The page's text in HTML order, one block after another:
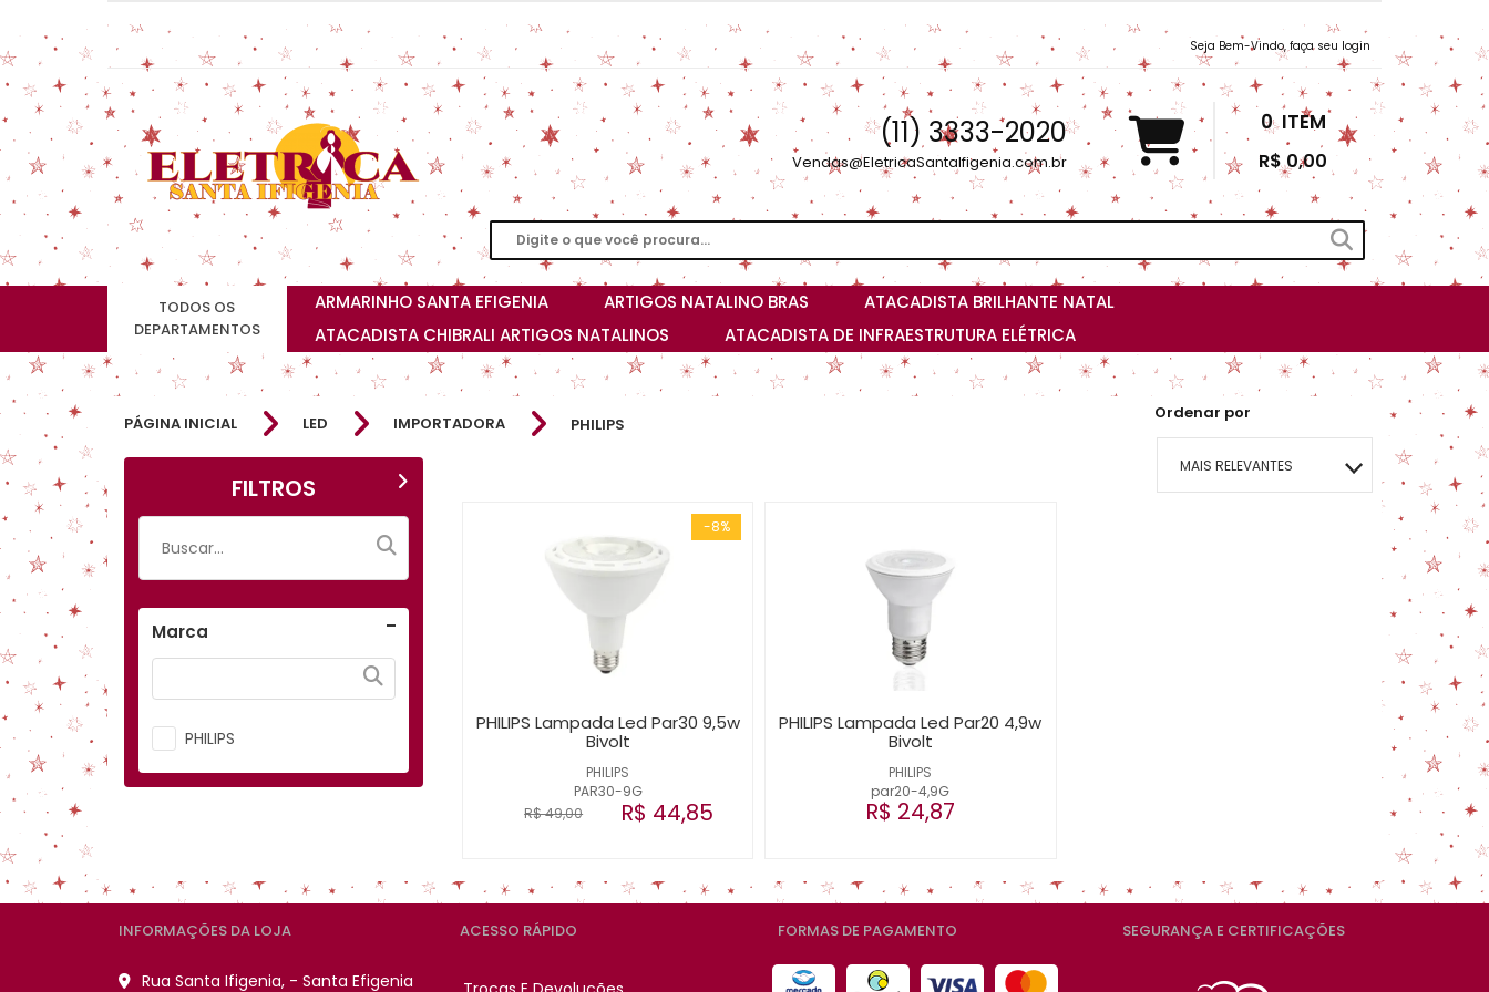
Seja Bem-Vindo, faça seu login
(11) 3333-2020
Vendas@EletricaSantaIfigenia.com.br
0 ITEM
R$ 0,00
TODOS OS
DEPARTAMENTOS
ARMARINHO SANTA EFIGENIA ARTIGOS NATALINO BRAS
ATACADISTA BRILHANTE NATAL
ATACADISTA CHIBRALI ARTIGOS NATALINOS
ATACADISTA DE INFRAESTRUTURA ELÉTRICA
PÁGINA INICIAL LED IMPORTADORA PHILIPS
Ordenar por
MAIS RELEVANTES
FILTROS
Marca
PHILIPS
-8%
PHILIPS
PAR30-9G
PHILIPS Lampada Led Par30 9,5w
Bivolt
R$ 49,00 R$ 44,85
PHILIPS
par20-4,9G
PHILIPS Lampada Led Par20 4,9w
Bivolt
R$ 24,87
INFORMAÇÕES DA LOJA
Rua Santa Ifigenia, - Santa Efigenia
ACESSO RÁPIDO FORMAS DE PAGAMENTO SEGURANÇA E CERTIFICAÇÕES